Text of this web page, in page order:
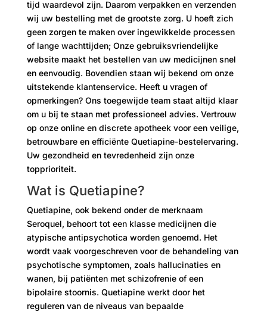
tijd waardevol zijn. Daarom verpakken en verzenden
wij uw bestelling met de grootste zorg. U hoeft zich
geen zorgen te maken over ingewikkelde processen
of lange wachttijden; Onze gebruiksvriendelijke
website maakt het bestellen van uw medicijnen snel
en eenvoudig. Bovendien staan ​​wij bekend om onze
uitstekende klantenservice. Heeft u vragen of
opmerkingen? Ons toegewijde team staat altijd klaar
om u bij te staan ​​met professioneel advies. Vertrouw
op onze online en discrete apotheek voor een veilige,
betrouwbare en efficiënte Quetiapine-bestelervaring.
Uw gezondheid en tevredenheid zijn onze
topprioriteit.
Wat is Quetiapine?
Quetiapine, ook bekend onder de merknaam
Seroquel, behoort tot een klasse medicijnen die
atypische antipsychotica worden genoemd. Het
wordt vaak voorgeschreven voor de behandeling van
psychotische symptomen, zoals hallucinaties en
wanen, bij patiënten met schizofrenie of een
bipolaire stoornis. Quetiapine werkt door het
reguleren van de niveaus van bepaalde